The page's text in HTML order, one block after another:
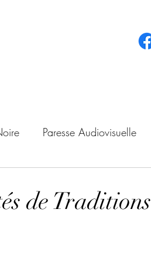
Paresse Audiovisuelle
de Traditions